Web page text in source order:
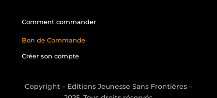
Comment commander
Bon de Commande
Créer son compte
Copyright – Editions Jeunesse Sans Frontières –